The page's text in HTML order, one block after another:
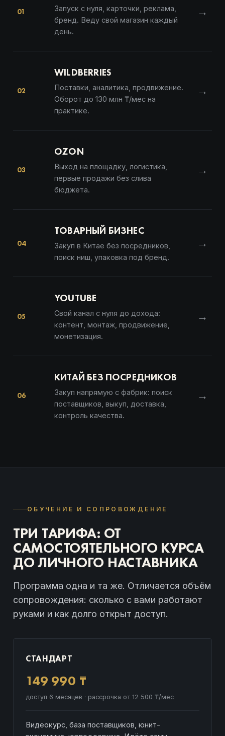
01
Запуск с нуля, карточки, реклама,
бренд. Веду свой магазин каждый
день.
→
02
WILDBERRIES
Поставки, аналитика, продвижение.
Оборот до 130 млн ₸/мес на
практике.
→
03
OZON
Выход на площадку, логистика,
первые продажи без слива
бюджета.
→
04
ТОВАРНЫЙ БИЗНЕС
Закуп в Китае без посредников,
поиск ниш, упаковка под бренд.
→
05
YOUTUBE
Свой канал с нуля до дохода:
контент, монтаж, продвижение,
монетизация.
→
06
КИТАЙ БЕЗ ПОСРЕДНИКОВ
Закуп напрямую с фабрик: поиск
поставщиков, выкуп, доставка,
контроль качества.
→
ОБУЧЕНИЕ И СОПРОВОЖДЕНИЕ
ТРИ ТАРИФА: ОТ
САМОСТОЯТЕЛЬНОГО КУРСА
ДО ЛИЧНОГО НАСТАВНИКА
Программа одна и та же. Отличается объём
сопровождения: сколько с вами работают
руками и как долго открыт доступ.
СТАНДАРТ
149 990 ₸
доступ 6 месяцев · рассрочка от 12 500 ₸/мес
Видеокурс, база поставщиков, юнит-